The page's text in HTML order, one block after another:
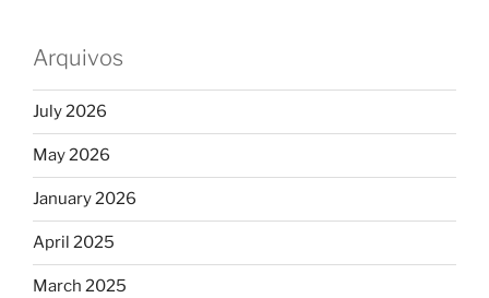
Arquivos
July 2026
May 2026
January 2026
April 2025
March 2025